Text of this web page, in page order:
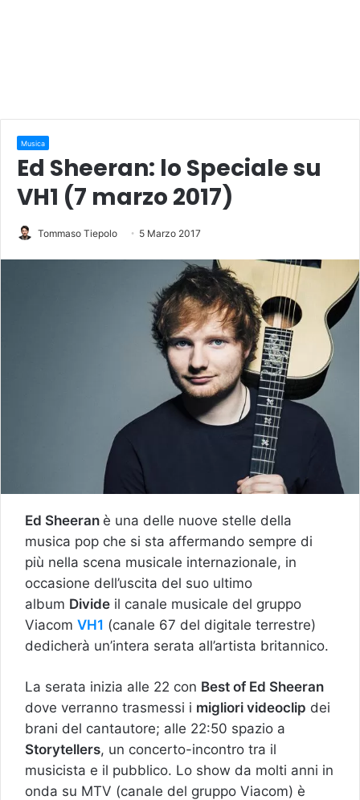
Musica
Ed Sheeran: lo Speciale su
VH1 (7 marzo 2017)
Tommaso Tiepolo 5 Marzo 2017
Ed Sheeran è una delle nuove stelle della
musica pop che si sta affermando sempre di
più nella scena musicale internazionale, in
occasione dell’uscita del suo ultimo
album Divide il canale musicale del gruppo
Viacom VH1 (canale 67 del digitale terrestre)
dedicherà un’intera serata all’artista britannico.
La serata inizia alle 22 con Best of Ed Sheeran
dove verranno trasmessi i migliori videoclip dei
brani del cantautore; alle 22:50 spazio a
Storytellers, un concerto-incontro tra il
musicista e il pubblico. Lo show da molti anni in
onda su MTV (canale del gruppo Viacom) è